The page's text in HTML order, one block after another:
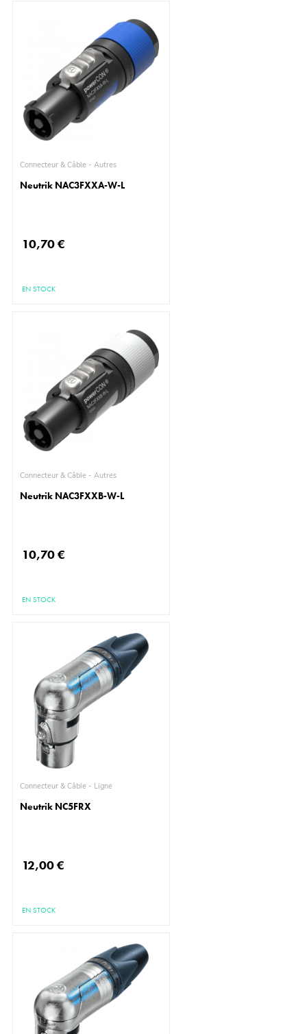
Connecteur & Câble - Autres
Neutrik NAC3FXXA-W-L
10,70 €
EN STOCK
Connecteur & Câble - Autres
Neutrik NAC3FXXB-W-L
10,70 €
EN STOCK
Connecteur & Câble - Ligne
Neutrik NC5FRX
12,00 €
EN STOCK